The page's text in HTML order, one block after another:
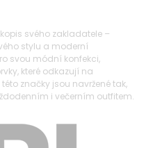
svého zakladatele –
stylu a moderní
svou módní konfekci,
které odkazují na
značky jsou navržené tak,
i večerním outfitem.